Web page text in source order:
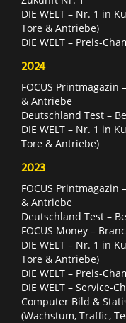
DIE WELT – Nr. 1 in
Tore & Antriebe)
DIE WELT – Preis-
2024
FOCUS
& Antriebe
Deutschland Test –
DIE WELT – Nr. 1 in
Tore & Antriebe)
2023
FOCUS
& Antriebe
Deutschland Test –
FOCUS Money –
DIE WELT – Nr. 1 in
Tore & Antriebe)
DIE WELT – Preis-
DIE WELT – Service-
Computer Bild &
(Wachstum, Traffic,